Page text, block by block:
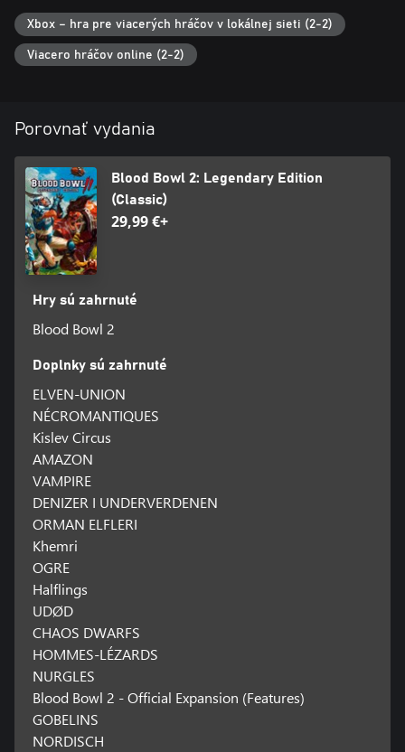
Xbox – hra pre viacerých hráčov v lokálnej sieti (2-2)
Viacero hráčov online (2-2)
Porovnať vydania
Blood Bowl 2: Legendary Edition
(Classic)
29,99 €+
Hry sú zahrnuté
Blood Bowl 2
Doplnky sú zahrnuté
ELVEN-UNION
NÉCROMANTIQUES
Kislev Circus
AMAZON
VAMPIRE
DENIZER I UNDERVERDENEN
ORMAN ELFLERI
Khemri
OGRE
Halflings
UDØD
CHAOS DWARFS
HOMMES-LÉZARDS
NURGLES
Blood Bowl 2 - Official Expansion (Features)
GOBELINS
NORDISCH